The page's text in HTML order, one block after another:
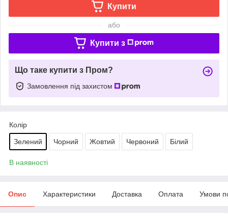
Купити
або
Купити з
Що таке купити з Пром?
Замовлення під захистом
Колір
Зелений Чорний Жовтий Червоний Білий
В наявності
Опис Характеристики Доставка Оплата Умови